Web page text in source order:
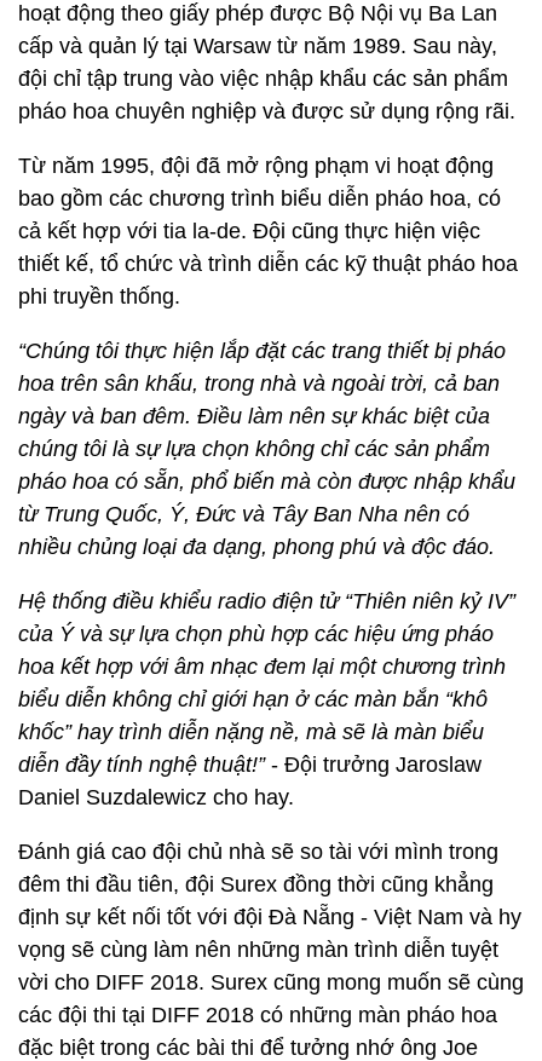
hoạt động theo giấy phép được Bộ Nội vụ Ba Lan
cấp và quản lý tại Warsaw từ năm 1989. Sau này,
đội chỉ tập trung vào việc nhập khẩu các sản phẩm
pháo hoa chuyên nghiệp và được sử dụng rộng rãi.
Từ năm 1995, đội đã mở rộng phạm vi hoạt động
bao gồm các chương trình biểu diễn pháo hoa, có
cả kết hợp với tia la-de. Đội cũng thực hiện việc
thiết kế, tổ chức và trình diễn các kỹ thuật pháo hoa
phi truyền thống.
“Chúng tôi thực hiện lắp đặt các trang thiết bị pháo
hoa trên sân khấu, trong nhà và ngoài trời, cả ban
ngày và ban đêm. Điều làm nên sự khác biệt của
chúng tôi là sự lựa chọn không chỉ các sản phẩm
pháo hoa có sẵn, phổ biến mà còn được nhập khẩu
từ Trung Quốc, Ý, Đức và Tây Ban Nha nên có
nhiều chủng loại đa dạng, phong phú và độc đáo.
Hệ thống điều khiểu radio điện tử “Thiên niên kỷ IV”
của Ý và sự lựa chọn phù hợp các hiệu ứng pháo
hoa kết hợp với âm nhạc đem lại một chương trình
biểu diễn không chỉ giới hạn ở các màn bắn “khô
khốc” hay trình diễn nặng nề, mà sẽ là màn biểu
diễn đầy tính nghệ thuật!”- Đội trưởng Jaroslaw
Daniel Suzdalewicz cho hay.
Đánh giá cao đội chủ nhà sẽ so tài với mình trong
đêm thi đầu tiên, đội Surex đồng thời cũng khẳng
định sự kết nối tốt với đội Đà Nẵng - Việt Nam và hy
vọng sẽ cùng làm nên những màn trình diễn tuyệt
vời cho DIFF 2018. Surex cũng mong muốn sẽ cùng
các đội thi tại DIFF 2018 có những màn pháo hoa
đặc biệt trong các bài thi để tưởng nhớ ông Joe